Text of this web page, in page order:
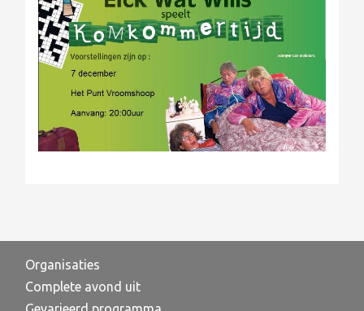
Organisaties
Complete avond uit